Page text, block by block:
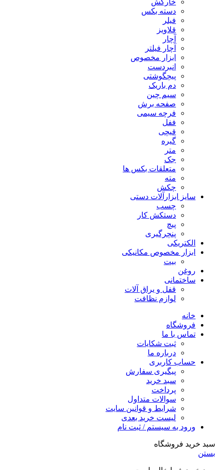
خارکش
دسته بکس
فیلر
قلاویز
آچار
آچار فیلتر
ابزار مخصوص
انبردست
پیچگوشتی
دم باریک
سیم چین
صفحه برش
فرچه سیمی
ففل
قیچی
گیره
متر
جک
متعلقات بکس ها
مته
چکش
سایز ابزارآلات دستی
چسب
دستکش کار
پیچ
پنچرگیری
الکتریکی
ابزار مخصوص مکانیکی
بیت
روغن
ساختمانی
قفل و یراق آلات
لوازم نظافت
خانه
فروشگاه
تماس با ما
ثبت شکایات
درباره ما
حساب کاربری
پیگیری سفارش
سبد خرید
پرداخت
سوالات متداول
شرایط و قوانین سایت
لیست خرید بعدی
ورود به سیستم / ثبت نام
سبد خرید فروشگاه
بستن